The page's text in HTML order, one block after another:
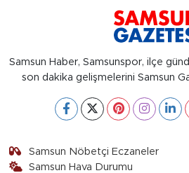
Samsun Haber, Samsunspor, ilçe
son dakika gelişmelerini Samsun
Samsun Nöbetçi Eczaneler
Samsun Hava Durumu